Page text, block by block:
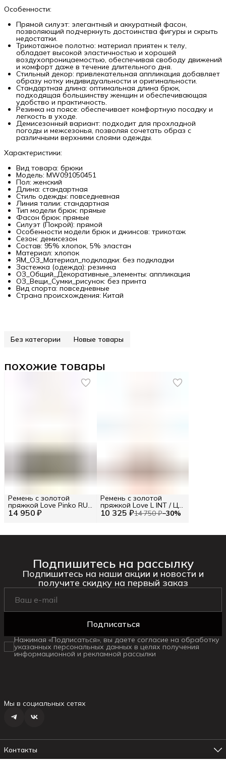
Особенности:
Прямой силуэт: элегантный и аккуратный фасон,
позволяющий подчеркнуть достоинства фигуры и скрыть
недостатки.
Трикотажное полотно: материал приятен к телу,
обладает высокой эластичностью и хорошей
воздухопроницаемостью, обеспечивая свободу движений
и комфорт даже в течение длительного дня.
Стильный декор: привлекательная аппликация добавляет
образу нотку индивидуальности и оригинальности.
Стандартная длина: оптимальная длина брюк,
подходящая большинству женщин и обеспечивающая
удобство и практичность.
Резинка на поясе: обеспечивает комфортную посадку и
легкость в уходе.
Демисезонный вариант: подходит для прохладной
погоды и межсезонья, позволяя сочетать образ с
различными верхними слоями одежды.
Характеристики:
Вид товара: брюки
Модель: MW091050451
Пол: женский
Длина: стандартная
Стиль одежды: повседневная
Линия талии: стандартная
Тип модели брюк: прямые
Фасон брюк: прямые
Силуэт (Покрой): прямой
Особенности модели брюк и джинсов: трикотаж
Сезон: демисезон
Состав: 95% хлопок, 5% эластан
Материал: хлопок
ЯМ_ОЗ_Материал_подкладки: без подкладки
Застежка (одежда): резинка
ОЗ_Общий_Декоративные_элементы: аппликация
ОЗ_Вещи_Cумки_рисунок: без принта
Вид спорта: повседневные
Страна происхождения: Китай
Без категории Новые товары
похожие товары
14 950 ₽
Ремень с золотой
пряжкой Love Pinko RU
80 / EU 80 / S 10 325 ₽14 750 ₽−30%
Ремень с золотой
пряжкой Love L INT / Цв.
Красный
Подпишитесь на рассылку
Подпишитесь на наши акции и новости и
получите скидку на первый заказ
Подписаться
Нажимая «Подписаться», вы даете согласие на обработку
указанных персональных данных в целях получения
информационной и рекламной рассылки
Мы в социальных сетях
Контакты